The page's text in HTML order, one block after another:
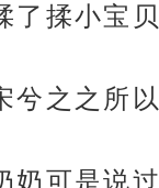
了揉小宝
兮之之所
奶可是说